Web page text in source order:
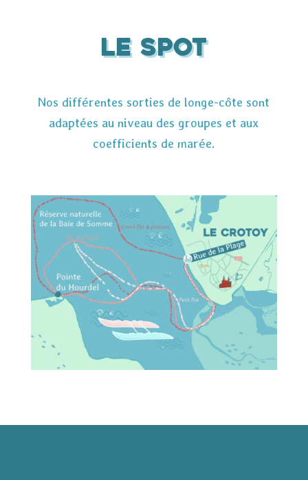
Le spot
Nos différentes sorties de longe-côte sont
adaptées au niveau des groupes et aux
coefficients de marée.